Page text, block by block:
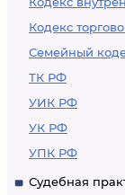
Кодекс
Семейный
ТК РФ
УИК РФ
УК РФ
УПК РФ
Судебная